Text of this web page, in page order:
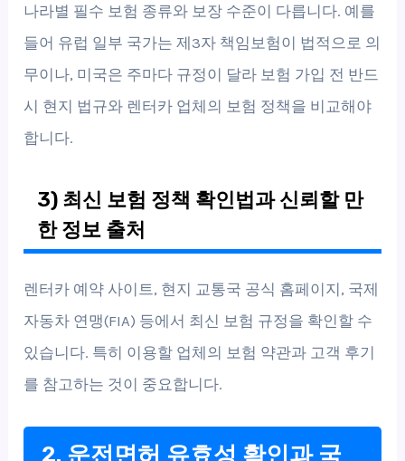
나라별 필수 보험 종류와 보장 수준이 다릅니다. 예를
들어 유럽 일부 국가는 제3자 책임보험이 법적으로 의
무이나, 미국은 주마다 규정이 달라 보험 가입 전 반드
시 현지 법규와 렌터카 업체의 보험 정책을 비교해야
합니다.
3) 최신 보험 정책 확인법과 신뢰할 만
한 정보 출처
렌터카 예약 사이트, 현지 교통국 공식 홈페이지, 국제
자동차 연맹(FIA) 등에서 최신 보험 규정을 확인할 수
있습니다. 특히 이용할 업체의 보험 약관과 고객 후기
를 참고하는 것이 중요합니다.
2. 운전면허 유효성 확인과 국